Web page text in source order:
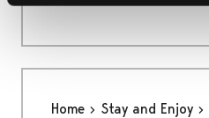
Home Stay and Enjoy